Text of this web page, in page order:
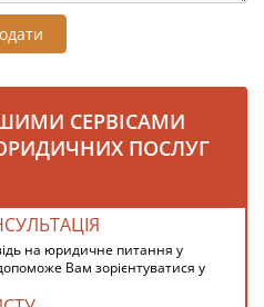
СЕРВІСАМИ
ПОСЛУГ
на юридичне питання у
Вам зорієнтуватися у